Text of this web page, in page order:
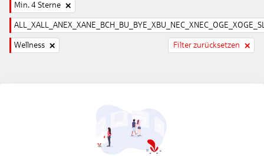
Min. 4 Sterne
Wellness Filter zurücksetzen